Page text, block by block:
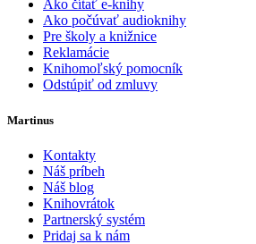
Ako čítať e-knihy
Ako počúvať audioknihy
Pre školy a knižnice
Reklamácie
Knihomoľský pomocník
Odstúpiť od zmluvy
Martinus
Kontakty
Náš príbeh
Náš blog
Knihovrátok
Partnerský systém
Pridaj sa k nám